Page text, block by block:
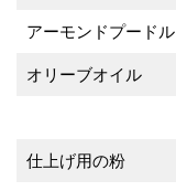
アーモンドプードル
オリーブオイル
仕上げ用の粉